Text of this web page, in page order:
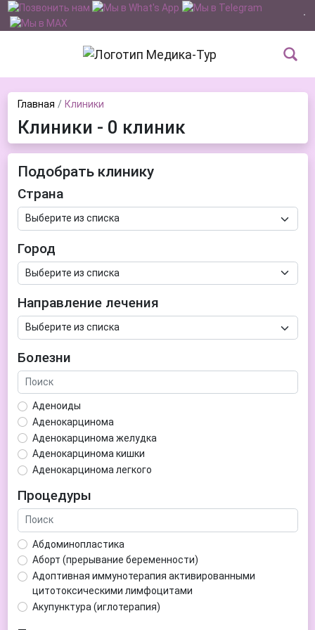
Главная Клиники
Клиники - 0 клиник
Подобрать клинику
Страна
Город
Направление лечения
Болезни
Аденоиды
Аденокарцинома
Аденокарцинома желудка
Аденокарцинома кишки
Аденокарцинома легкого
Аденома гипофиза
Аденома простаты
Аденома щитовидной железы
Аденомиоз
Адентия
Азооспермия
Акне (угри)
Алкоголизм
Процедуры
Абдоминопластика
Аборт (прерывание беременности)
Адоптивная иммунотерапия активированными
цитотоксическими лимфоцитами
Акупунктура (иглотерапия)